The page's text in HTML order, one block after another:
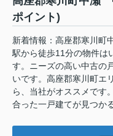
ポイント)
新着情報：高座郡寒川町
駅から徒歩11分の物件は
す。ニーズの高い中古の
いです。高座郡寒川町エ
ら、当社がオススメです
合った一戸建てが見つか